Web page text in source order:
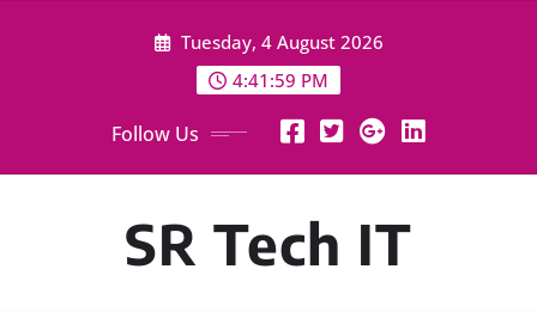
Tuesday, 4 August 2026
4:42:01 PM
Follow Us
SR Tech IT